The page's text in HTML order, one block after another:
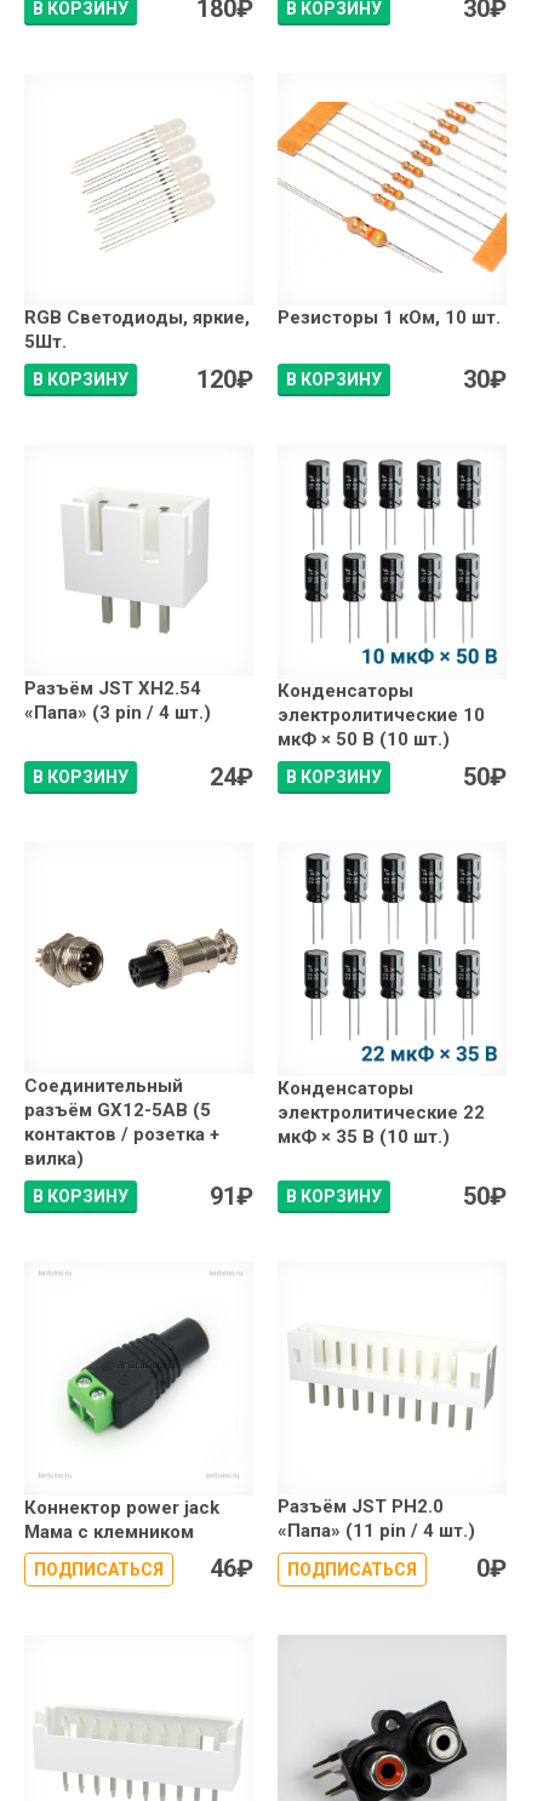
В КОРЗИНУ 180₽ В КОРЗИНУ 30₽
RGB Светодиоды, яркие,
5Шт.
В КОРЗИНУ 120₽
Резисторы 1 кОм, 10 шт.
В КОРЗИНУ 30₽
Разъём JST XH2.54
«Папа» (3 pin / 4 шт.)
В КОРЗИНУ 24₽
Конденсаторы
электролитические 10
мкФ × 50 В (10 шт.)
В КОРЗИНУ 50₽
Соединительный
разъём GX12-5AB (5
контактов / розетка +
вилка)
В КОРЗИНУ 91₽
Конденсаторы
электролитические 22
мкФ × 35 В (10 шт.)
В КОРЗИНУ 50₽
Коннектор power jack
Мама с клемником
ПОДПИСАТЬСЯ 46₽
Разъём JST PH2.0
«Папа» (11 pin / 4 шт.)
ПОДПИСАТЬСЯ 0₽